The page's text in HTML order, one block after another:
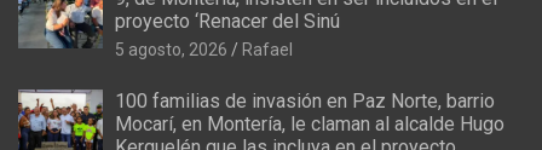
proyecto ‘Renacer del Sinú
5 agosto, 2026 Rafael
100 familias de invasión en Paz Norte, barrio
Mocarí, en Montería, le claman al alcalde Hugo